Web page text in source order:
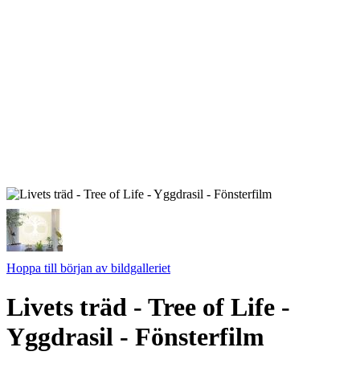
Hoppa till början av bildgalleriet
Livets träd - Tree of Life -
Yggdrasil - Fönsterfilm